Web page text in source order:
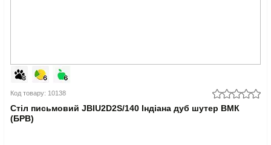
Код товару: 10138
Стіл письмовий JBIU2D2S/140 Індіана дуб шутер ВМК
(БРВ)